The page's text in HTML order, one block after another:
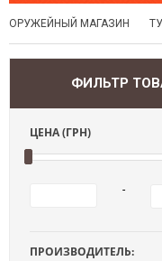
ОРУЖЕЙНЫЙ МАГАЗИН
ФИЛЬТР
ЦЕНА (ГРН)
-
ПРОИЗВОДИТЕЛЬ: